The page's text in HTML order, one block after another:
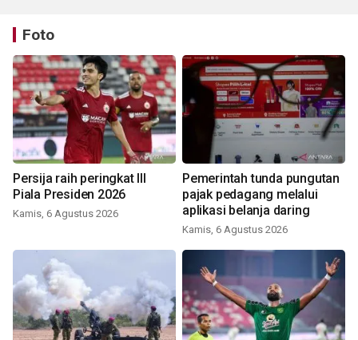
Foto
Persija raih peringkat III
Piala Presiden 2026
Kamis, 6 Agustus 2026
Pemerintah tunda pungutan
pajak pedagang melalui
aplikasi belanja daring
Kamis, 6 Agustus 2026